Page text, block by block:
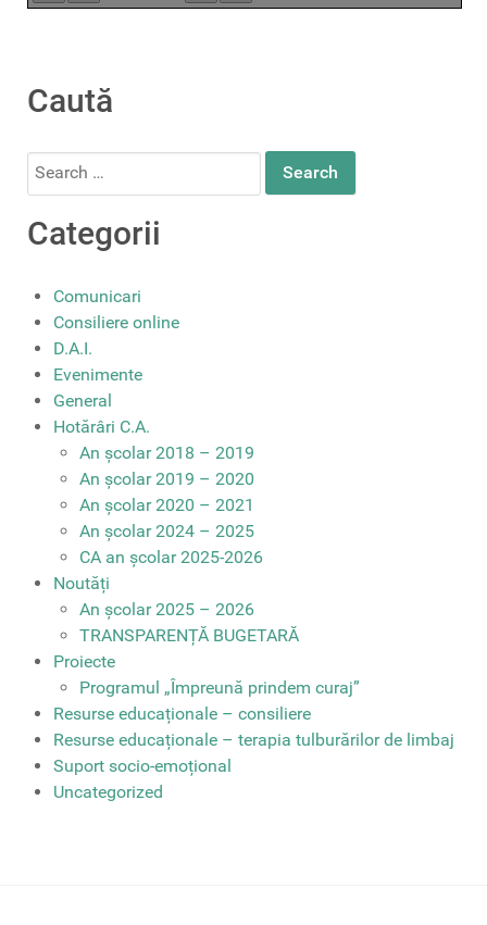
Caută
Search
Categorii
Comunicari
Consiliere online
D.A.I.
Evenimente
General
Hotărâri C.A.
An școlar 2018 – 2019
An școlar 2019 – 2020
An școlar 2020 – 2021
An școlar 2024 – 2025
CA an școlar 2025-2026
Noutăți
An școlar 2025 – 2026
TRANSPARENȚĂ BUGETARĂ
Proiecte
Programul „Împreună prindem curaj”
Resurse educaționale – consiliere
Resurse educaționale – terapia tulburărilor de limbaj
Suport socio-emoțional
Uncategorized